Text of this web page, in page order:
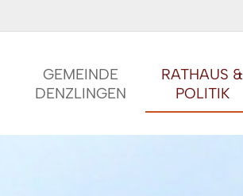
GEMEINDE
DENZLINGEN
RATHAUS &
POLITIK